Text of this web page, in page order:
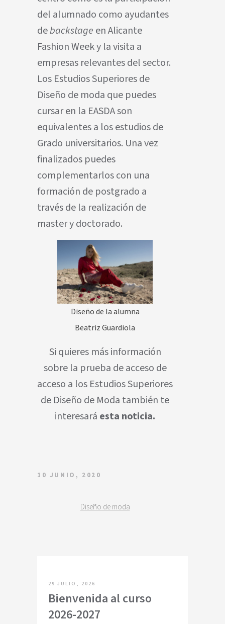
del alumnado como ayudantes
debackstage en Alicante
Fashion Week y la visita a
empresas relevantes del sector.
Los Estudios Superiores de
Diseño de moda que puedes
cursar en la EASDA son
equivalentes a los estudios de
Grado universitarios. Una vez
finalizados puedes
complementarlos con una
formación de postgrado a
través de la realización de
master y doctorado.
Diseño de la alumna
Beatriz Guardiola
Si quieres más información
sobre la prueba de acceso de
acceso a los Estudios Superiores
de Diseño de Moda también te
interesará esta noticia.
10 JUNIO, 2020
Diseño de moda
29 JULIO, 2026
Bienvenida al curso
2026-2027